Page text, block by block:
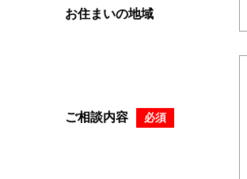
お住まいの地域
ご相談内容 必須